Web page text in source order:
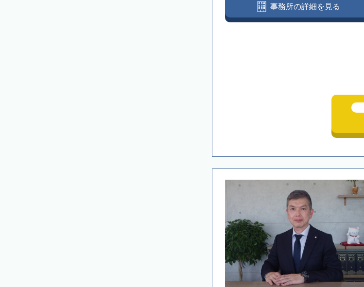
事務所の詳細を見る